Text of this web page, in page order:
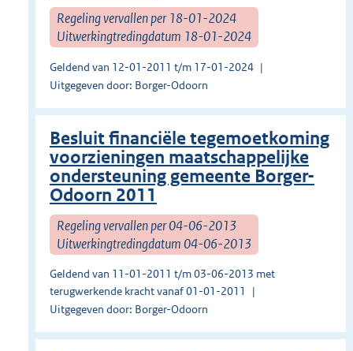
Regeling vervallen per 18-01-2024
Uitwerkingtredingdatum 18-01-2024
Geldend van 12-01-2011 t/m 17-01-2024
Uitgegeven door: Borger-Odoorn
Besluit financiële tegemoetkoming
voorzieningen maatschappelijke
ondersteuning gemeente Borger-
Odoorn 2011
Regeling vervallen per 04-06-2013
Uitwerkingtredingdatum 04-06-2013
Geldend van 11-01-2011 t/m 03-06-2013 met
terugwerkende kracht vanaf 01-01-2011
Uitgegeven door: Borger-Odoorn